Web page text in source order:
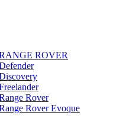
ROVER
Rover
Rover Evoque